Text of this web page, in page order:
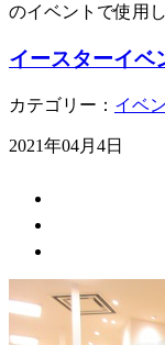
のイベントで使用
イースターイベ
カテゴリー： イベ
2021年04月4日